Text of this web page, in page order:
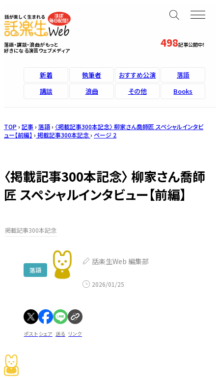
498記事公開中！
落語・講談・浪曲がもっと
好きになる演芸ウェブメディア
新着 執筆者 おすすめ公演
落語
講談
浪曲 その他 Books
TOP › 記事 › 落語› 〈掲載記事300本記念〉 柳家さん喬師匠 スペシャルインタビ
ュー【前編】 › 掲載記事300本記念› ページ 2
〈掲載記事300本記念〉 柳家さん喬師
匠 スペシャルインタビュー【前編】
掲載記事300本記念
落語
話楽生Web 編集部
2026/01/25
ポスト シェア 送る リンク